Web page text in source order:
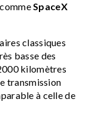
SpaceX
classiques
basse des
kilomètres
transmission
à celle de